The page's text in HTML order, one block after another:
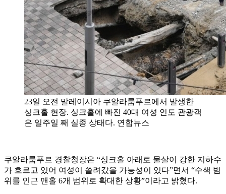
23일 오전 말레이시아 쿠알라룸푸르에서 발생한
싱크홀 현장. 싱크홀에 빠진 40대 여성 인도 관광객
은 일주일 째 실종 상태다. 연합뉴스
쿠알라룸푸르 경찰청장은 “싱크홀 아래로 물살이 강한 지하수
가 흐르고 있어 여성이 쓸려갔을 가능성이 있다”면서 “수색 범
위를 인근 맨홀 6개 범위로 확대한 상황”이라고 밝혔다.